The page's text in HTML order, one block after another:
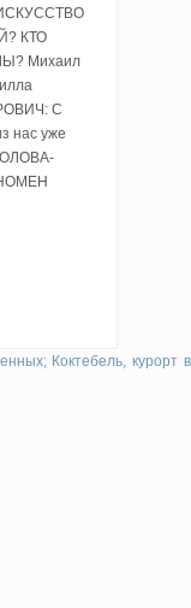
ИСКУССТВО
КТО
Михаил
C
нас уже
Коктебель, курорт